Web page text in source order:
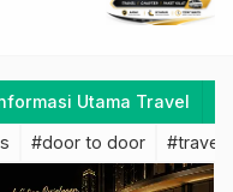
Utama Travel
#door to door #travel